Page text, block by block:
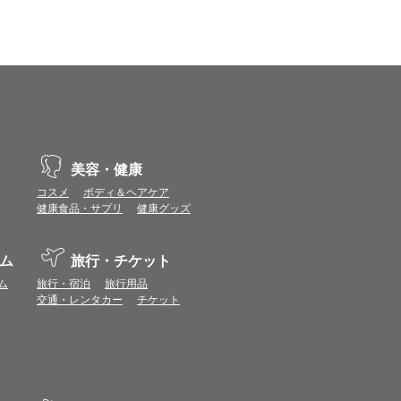
。
ましては表示ポイント数と付与ポイント数
トは付きません。
ならない場合があります。
。
から再度ショップへアクセスしてください。
。
る場合があります。各ショップからご注文後
美容・健康
コスメ
ボディ＆ヘアケア
健康食品・サプリ
健康グッズ
旅行・チケット
旅行・宿泊
旅行用品
交通・レンタカー
チケット